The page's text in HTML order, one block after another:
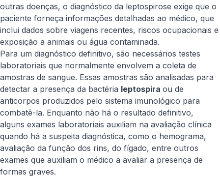
outras doenças, o diagnóstico da leptospirose exige que o
paciente forneça informações detalhadas ao médico, que
inclui dados sobre viagens recentes, riscos ocupacionais e
exposição a animais ou água contaminada.
Para um diagnóstico definitivo, são necessários testes
laboratoriais que normalmente envolvem a coleta de
amostras de sangue. Essas amostras são analisadas para
detectar a presença da bactéria leptospira ou de
anticorpos produzidos pelo sistema imunológico para
combatê-la. Enquanto não há o resultado definitivo,
alguns exames laboratoriais auxiliam na avaliação clínica
quando há a suspeita diagnóstica, como o hemograma,
avaliação da função dos rins, do fígado, entre outros
exames que auxiliam o médico a avaliar a presença de
formas graves.